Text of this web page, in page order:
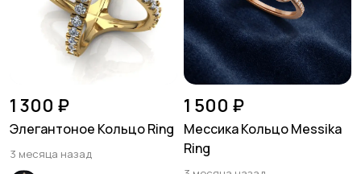
1 300 ₽
Элегантоное Кольцо Ring
3 месяца назад
1 500 ₽
Мессика Кольцо Messika
Ring